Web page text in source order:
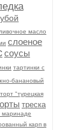
масло
слоеное
соусы
тартинки с
банановый
торт "турецкая
треска
маринаде
карп в